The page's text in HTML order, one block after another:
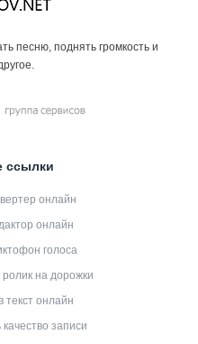
песню, поднять громкость и
ссылки
онлайн
онлайн
голоса
ролик на дорожки
текст онлайн
записи